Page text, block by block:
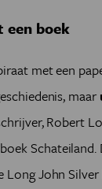
een boek
met een
maar
Robert
Schateiland.
Long John